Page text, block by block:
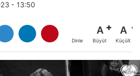
- 13:50
Dinle
A
Büyüt
A
Küçült